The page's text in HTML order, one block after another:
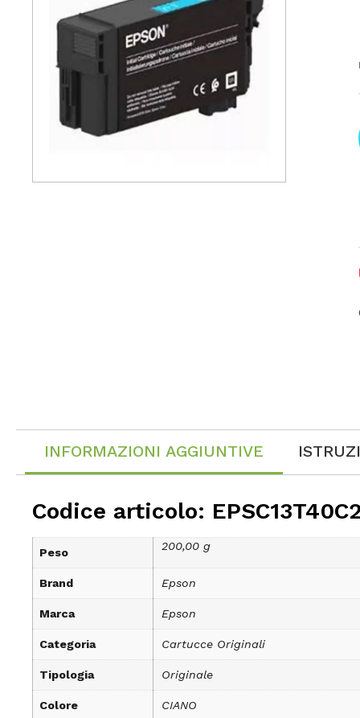
INFORMAZIONI AGGIUNTIVE
Codice articolo:
Peso 200,00 g
Brand Epson
Marca Epson
Categoria Cartucce Originali
Tipologia Originale
Colore CIANO